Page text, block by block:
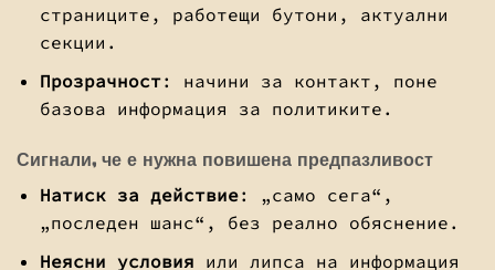
страниците, работещи бутони, актуални
секции.
Прозрачност: начини за контакт, поне
базова информация за политиките.
Сигнали, че е нужна повишена предпазливост
Натиск за действие: „само сега“,
„последен шанс“, без реално обяснение.
Неясни условия или липса на информация